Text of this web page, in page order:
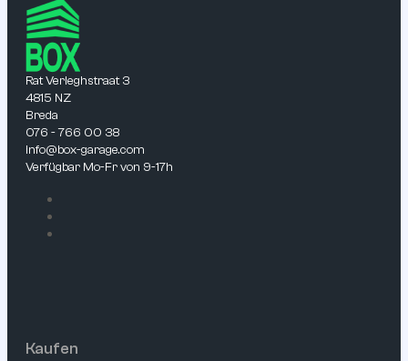
Rat Verleghstraat 3
4815 NZ
Breda
076 - 766 00 38
info@box-garage.com
Verfügbar Mo-Fr von 9-17h
Kaufen